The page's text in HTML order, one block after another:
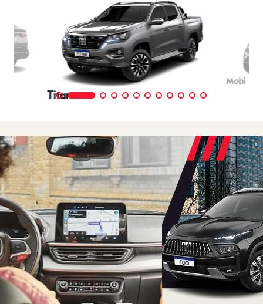
VENDAS
DIRETAS
Descubra as melhores soluções e descontos em um novo
Fiat para empresas, produtores rurais, taxistas e outras
categorias de negócios.
+ DETALHES